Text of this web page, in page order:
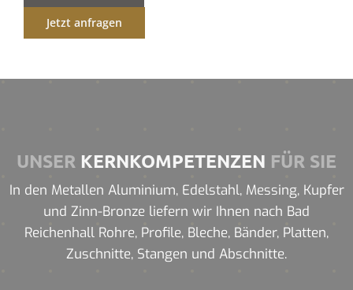
Jetzt anfragen
UNSER KERNKOMPETENZEN FÜR SIE
In den Metallen Aluminium, Edelstahl, Messing, Kupfer
und Zinn-Bronze liefern wir Ihnen nach Bad
Reichenhall Rohre, Profile, Bleche, Bänder, Platten,
Zuschnitte, Stangen und Abschnitte.